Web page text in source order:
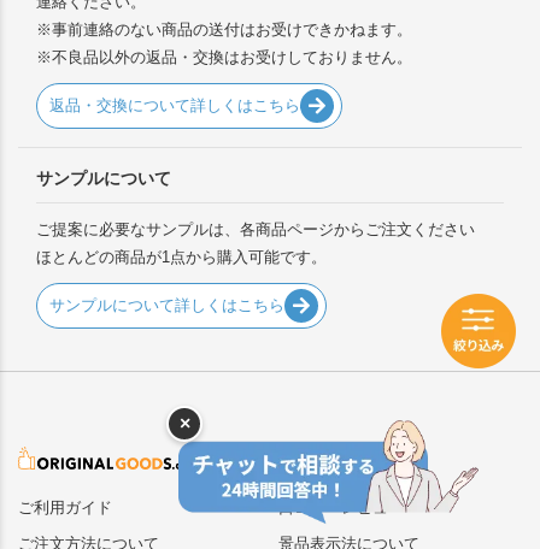
※事前連絡のない商品の送付はお受けできかねます。
※不良品以外の返品・交換はお受けしておりません。
返品・交換について詳しくはこちら
サンプルについて
ご提案に必要なサンプルは、各商品ページからご注文ください
ほとんどの商品が1点から購入可能です。
サンプルについて詳しくはこちら
ご利用ガイド
ご注文方法について
口コミ・レビュー
景品表示法について
×